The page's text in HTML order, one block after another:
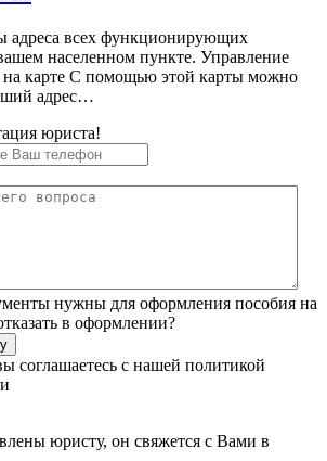
адреса всех функционирующих
населенном пункте. Управление
карте С помощью этой карты можно
адрес…
юриста!
нужны для оформления пособия на
в оформлении?
соглашаетесь с нашей политикой
юристу, он свяжется с Вами в